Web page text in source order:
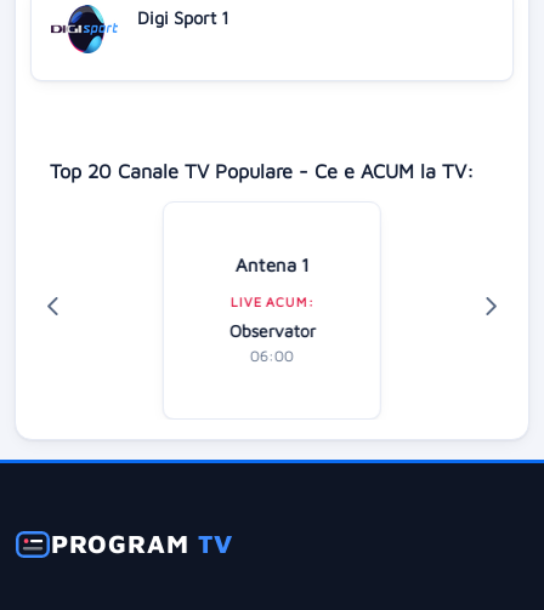
Digi Sport 1
Top 20 Canale TV Populare - Ce e ACUM la TV:
Antena 1
LIVE ACUM:
Observator
06:00
PROGRAMTV